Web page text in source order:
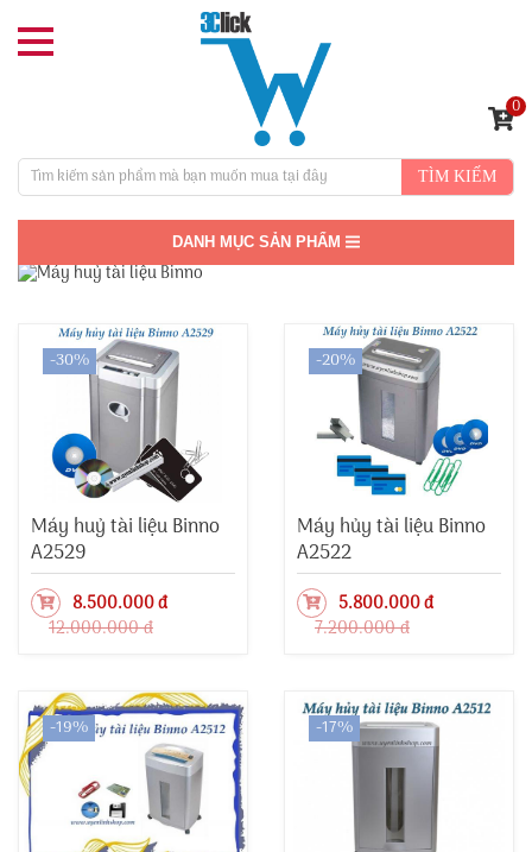
TÌM KIẾM
0
DANH MỤC SẢN PHẨM
-30%
Máy huỷ tài liệu Binno
A2529
8.500.000 đ
12.000.000 đ
-20%
Máy hủy tài liệu Binno
A2522
5.800.000 đ
7.200.000 đ
-19% -17%